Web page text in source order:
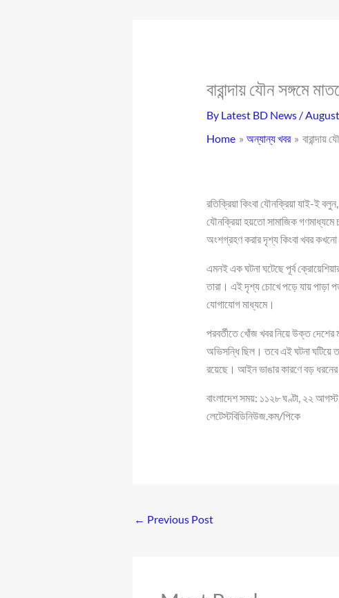
বারান্দায় যৌন সঙ্গমে
By Latest BD News /
Home
অন্যান্য খবর
রতিক্রিয়া কিংবা যৌনক্রিয়া যাই-ই
যৌনক্রিয়া হয়তো সামাজিক গণমাধ্যমে
অংশগ্রহণ করার দৃশ্য কিংবা খবর
এমনই এক ঘটনা ঘটেছে পূর্ব
তারা। এই দৃশ্য চোখে পড়ে যায় পাড়া
যোগাযোগ মাধ্যমে।
পরবর্তীতে খোঁজ খবর নিয়ে উক্ত
অভিসন্ধি ছিল। তবে এই ঘটনা ঘটিয়ে
রয়েছে। আইন ভাঙার কারণে বড় ধরনের
বাংলাদেশ সময়: ১১২৮ ঘণ্টা, ২২
লেটেস্টবিডিনিউজ.কম/পিকে
← Previous Post